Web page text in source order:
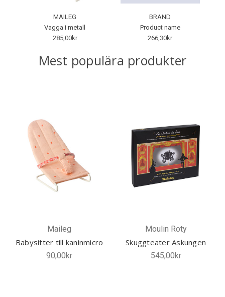
MAILEG
Vagga i metall
285,00kr
BRAND
Product name
266,30kr
Mest populära produkter
Maileg
Babysitter till kaninmicro
90,00kr
Moulin Roty
Skuggteater Askungen
545,00kr